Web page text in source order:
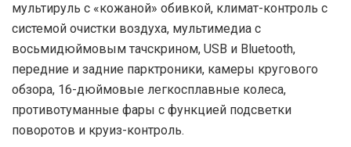
мультируль с «кожаной» обивкой, климат-контроль с
системой очистки воздуха, мультимедиа с
восьмидюймовым тачскрином, USB и Bluetooth,
передние и задние парктроники, камеры кругового
обзора, 16-дюймовые легкосплавные колеса,
противотуманные фары с функцией подсветки
поворотов и круиз-контроль.